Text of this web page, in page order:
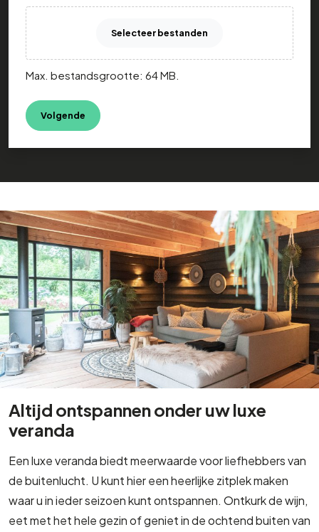
Selecteer bestanden
Max. bestandsgrootte: 64 MB.
Altijd ontspannen onder uw luxe
veranda
Een luxe veranda biedt meerwaarde voor liefhebbers van
de buitenlucht. U kunt hier een heerlijke zitplek maken
waar u in ieder seizoen kunt ontspannen. Ontkurk de wijn,
eet met het hele gezin of geniet in de ochtend buiten van